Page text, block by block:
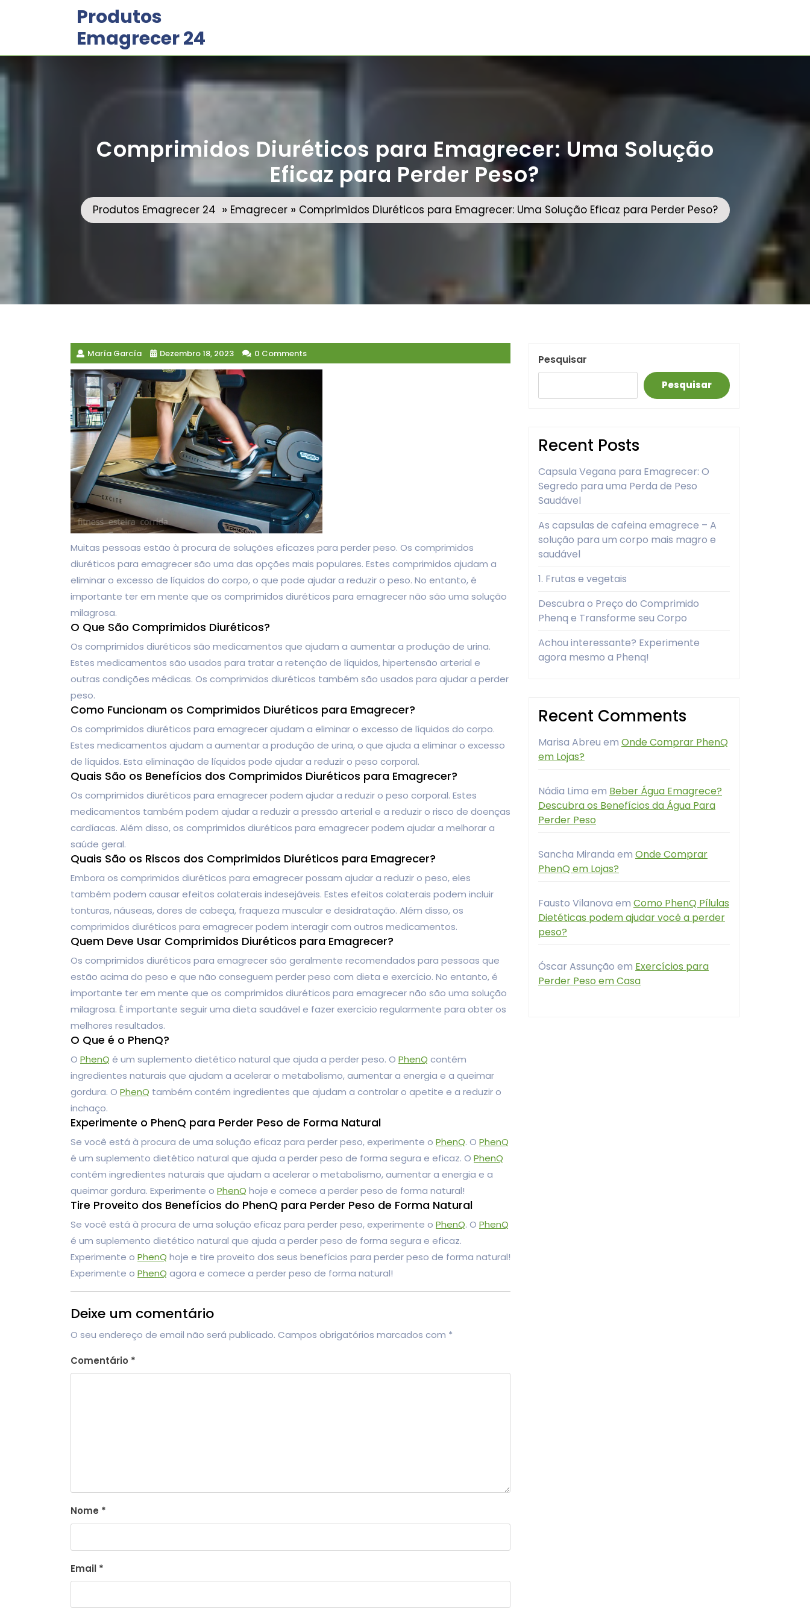
Produtos
Emagrecer 24
Comprimidos Diuréticos para Emagrecer: Uma Solução
Eficaz para Perder Peso?
Produtos Emagrecer 24 » Emagrecer» Comprimidos Diuréticos para Emagrecer: Uma Solução Eficaz para Perder Peso?
María García Dezembro 18, 2023 0 Comments
Muitas pessoas estão à procura de soluções eficazes para perder peso. Os comprimidos
diuréticos para emagrecer são uma das opções mais populares. Estes comprimidos ajudam a
eliminar o excesso de líquidos do corpo, o que pode ajudar a reduzir o peso. No entanto, é
importante ter em mente que os comprimidos diuréticos para emagrecer não são uma solução
milagrosa.
O Que São Comprimidos Diuréticos?
Os comprimidos diuréticos são medicamentos que ajudam a aumentar a produção de urina.
Estes medicamentos são usados para tratar a retenção de líquidos, hipertensão arterial e
outras condições médicas. Os comprimidos diuréticos também são usados para ajudar a perder
peso.
Como Funcionam os Comprimidos Diuréticos para Emagrecer?
Os comprimidos diuréticos para emagrecer ajudam a eliminar o excesso de líquidos do corpo.
Estes medicamentos ajudam a aumentar a produção de urina, o que ajuda a eliminar o excesso
de líquidos. Esta eliminação de líquidos pode ajudar a reduzir o peso corporal.
Quais São os Benefícios dos Comprimidos Diuréticos para Emagrecer?
Os comprimidos diuréticos para emagrecer podem ajudar a reduzir o peso corporal. Estes
medicamentos também podem ajudar a reduzir a pressão arterial e a reduzir o risco de doenças
cardíacas. Além disso, os comprimidos diuréticos para emagrecer podem ajudar a melhorar a
saúde geral.
Quais São os Riscos dos Comprimidos Diuréticos para Emagrecer?
Embora os comprimidos diuréticos para emagrecer possam ajudar a reduzir o peso, eles
também podem causar efeitos colaterais indesejáveis. Estes efeitos colaterais podem incluir
tonturas, náuseas, dores de cabeça, fraqueza muscular e desidratação. Além disso, os
comprimidos diuréticos para emagrecer podem interagir com outros medicamentos.
Quem Deve Usar Comprimidos Diuréticos para Emagrecer?
Os comprimidos diuréticos para emagrecer são geralmente recomendados para pessoas que
estão acima do peso e que não conseguem perder peso com dieta e exercício. No entanto, é
importante ter em mente que os comprimidos diuréticos para emagrecer não são uma solução
milagrosa. É importante seguir uma dieta saudável e fazer exercício regularmente para obter os
melhores resultados.
O Que é o PhenQ?
O PhenQ é um suplemento dietético natural que ajuda a perder peso. O PhenQ contém
ingredientes naturais que ajudam a acelerar o metabolismo, aumentar a energia e a queimar
gordura. O PhenQ também contém ingredientes que ajudam a controlar o apetite e a reduzir o
inchaço.
Experimente o PhenQ para Perder Peso de Forma Natural
Se você está à procura de uma solução eficaz para perder peso, experimente o PhenQ. O PhenQ
é um suplemento dietético natural que ajuda a perder peso de forma segura e eficaz. O PhenQ
contém ingredientes naturais que ajudam a acelerar o metabolismo, aumentar a energia e a
queimar gordura. Experimente o PhenQ hoje e comece a perder peso de forma natural!
Tire Proveito dos Benefícios do PhenQ para Perder Peso de Forma Natural
Se você está à procura de uma solução eficaz para perder peso, experimente o PhenQ. O PhenQ
é um suplemento dietético natural que ajuda a perder peso de forma segura e eficaz.
Experimente o PhenQ hoje e tire proveito dos seus benefícios para perder peso de forma natural!
Experimente o PhenQ agora e comece a perder peso de forma natural!
Deixe um comentário
O seu endereço de email não será publicado. Campos obrigatórios marcados com *
Comentário *
Nome *
Email *
Pesquisar
Pesquisar
Recent Posts
Capsula Vegana para Emagrecer: O
Segredo para uma Perda de Peso
Saudável
As capsulas de cafeina emagrece – A
solução para um corpo mais magro e
saudável
1. Frutas e vegetais
Descubra o Preço do Comprimido
Phenq e Transforme seu Corpo
Achou interessante? Experimente
agora mesmo a Phenq!
Recent Comments
Marisa Abreu em Onde Comprar PhenQ
em Lojas?
Nádia Lima em Beber Água Emagrece?
Descubra os Benefícios da Água Para
Perder Peso
Sancha Miranda em Onde Comprar
PhenQ em Lojas?
Fausto Vilanova em Como PhenQ Pílulas
Dietéticas podem ajudar você a perder
peso?
Óscar Assunção em Exercícios para
Perder Peso em Casa